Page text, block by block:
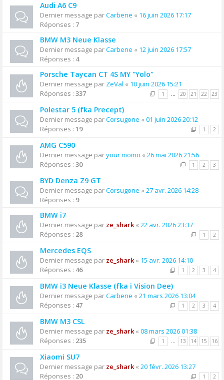
Audi A6 C9
Dernier message parCarbene « 16 juin 2026 17:17
Réponses : 7
BMW M3 Neue Klasse
Dernier message parCarbene « 12 juin 2026 17:57
Réponses : 4
Porsche Taycan CT 4S MY "Yolo"
Dernier message par ZeVal « 10 juin 2026 15:21
Réponses : 337 1 … 20 21 22 23
Polestar 5 (fka Precept)
Dernier message parCorsugone « 01 juin 2026 20:12
Réponses : 19 1 2
AMG C590
Dernier message paryour momo « 26 mai 2026 21:56
Réponses : 30 1 2 3
BYD Denza Z9 GT
Dernier message parCorsugone « 27 avr. 2026 14:28
Réponses : 9
BMW i7
Dernier message par ze_shark« 22 avr. 2026 23:37
Réponses : 28 1 2
Mercedes EQS
Dernier message par ze_shark« 15 avr. 2026 14:10
Réponses : 46 1 2 3 4
BMW i3 Neue Klasse (fka i Vision Dee)
Dernier message parCarbene « 21 mars 2026 13:04
Réponses : 47 1 2 3 4
BMW M3 CSL
Dernier message par ze_shark« 08 mars 2026 01:38
Réponses : 235 1 … 13 14 15 16
Xiaomi SU7
Dernier message par ze_shark« 20 févr. 2026 13:27
Réponses : 20 1 2